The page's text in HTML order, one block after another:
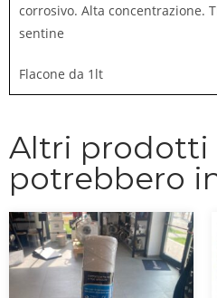
corrosivo. Alta concentrazione.
sentine
Flacone da 1lt
Altri prodotti
potrebbero